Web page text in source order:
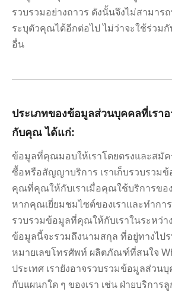
รวบรวมอย่างถาวร ดังนั้นจึงไม่สามาร
ระบุตัวคุณได้อีกต่อไป ไม่ว่าจะใช้ร่วม
อื่น
ประเภทของข้อมูลส่วนบุคคลที่เราอ
กับคุณ ได้แก่:
ข้อมูลที่คุณมอบให้เราโดยตรงและสมัค
ซื้อหรือสัญญาบริการ เราเก็บรวบรวม
คุณที่คุณให้กับเราเมื่อคุณใช้บริการของ
หากคุณเยี่ยมชมไซต์ของเราและทำการ
รวบรวมข้อมูลที่คุณให้กับเราในระหว่า
ข้อมูลนี้จะรวมถึงนามสกุล ที่อยู่ทางไป
หมายเลขโทรศัพท์ ผลิตภัณฑ์ที่สนใจ
ประเทศ เรายังอาจรวบรวมข้อมูลส่วน
กับแผนกใด ๆ ของเรา เช่น ฝ่ายบริการ